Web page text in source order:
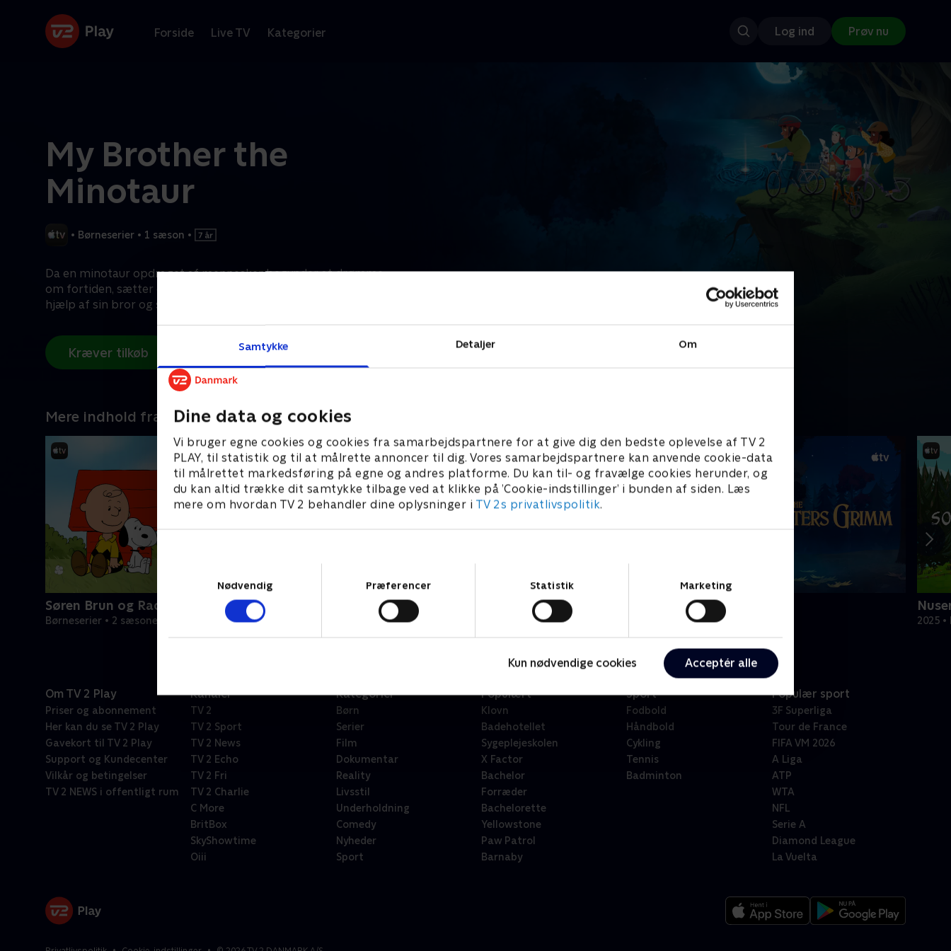
Samtykke Detaljer Om
Dine data og cookies
Vi bruger egne cookies og cookies fra samarbejdspartnere for at give dig den bedste oplevelse af TV 2
PLAY, til statistik og til at målrette annoncer til dig. Vores samarbejdspartnere kan anvende cookie-data
til målrettet markedsføring på egne og andres platforme. Du kan til- og fravælge cookies herunder, og
du kan altid trække dit samtykke tilbage ved at klikke på ’Cookie-indstillinger’ i bunden af siden. Læs
mere om hvordan TV 2 behandler dine oplysninger i TV 2s privatlivspolitik.
Nødvendig
Præferencer Statistik Marketing
Kun nødvendige cookies Acceptér alle
Forside Live TV Kategorier Log ind Prøv nu
My Brother the
Minotaur
• Børneserier • 1 sæson •
Da en minotaur opdraget af mennesker begynder at drømme
om fortiden, sætter det gang i et et vildt eventyr, hvor han får
hjælp af sin bror og sine venner, der ved, hvem han er.
Kræver tilkøb
Mere indhold fra Apple TV
Søren Brun og Radiserne
Børneserier • 2 sæsoner
Den første sne i Fraggleland
2025 • Børnefilm • 34 min
The Sisters Grimm
Børneserier • 1 sæsoner 2025
Om TV 2 Play
Priser og abonnement
Her kan du se TV 2 Play
Gavekort til TV 2 Play
Support og Kundecenter
Vilkår og betingelser
TV 2 NEWS i offentligt rum
Kanaler
TV 2
TV 2 Sport
TV 2 News
TV 2 Echo
TV 2 Fri
TV 2 Charlie
C More
BritBox
SkyShowtime
Oiii
Kategorier
Børn
Serier
Film
Dokumentar
Reality
Livsstil
Underholdning
Comedy
Nyheder
Sport
Populært
Klovn
Badehotellet
Sygeplejeskolen
X Factor
Bachelor
Forræder
Bachelorette
Yellowstone
Paw Patrol
Barnaby
Sport
Fodbold
Håndbold
Cykling
Tennis
Badminton
Populær sport
3F Superliga
Tour de France
FIFA VM 2026
A Liga
ATP
WTA
NFL
Serie A
Diamond League
La Vuelta